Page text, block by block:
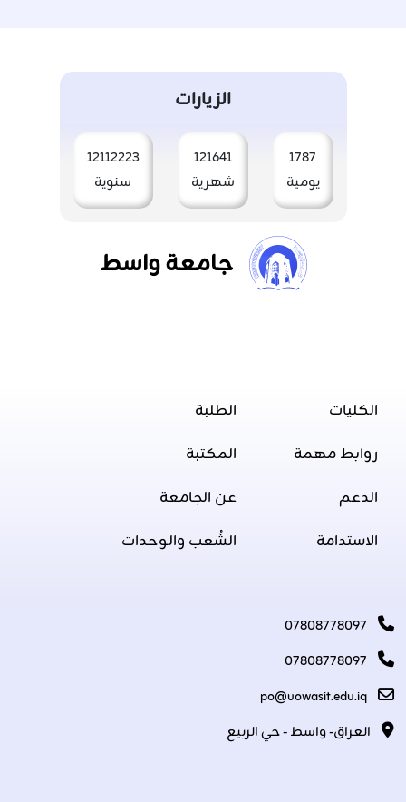
الزيارات
1787
يومية
121641
شهرية
12112223
سنوية
جامعة واسط
الكليات
روابط مهمة
الدعم
الاستدامة
الطلبة
المكتبة
عن الجامعة
الشُعب والوحدات
07808778097
07808778097
po@uowasit.edu.iq
العراق- واسط - حي الربيع